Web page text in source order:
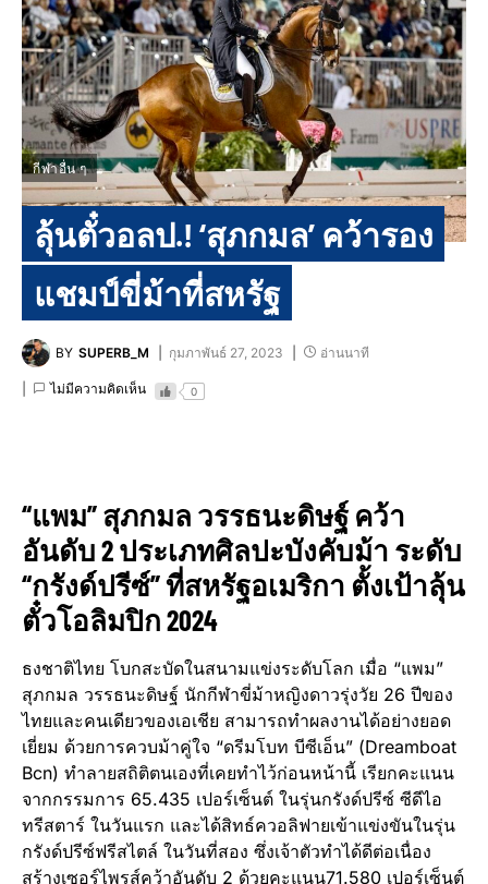
กีฬาอื่น ๆ
ลุ้นตั๋วอลป.! ‘สุภกมล’ คว้ารอง
แชมป์ขี่ม้าที่สหรัฐ
BY SUPERB_M กุมภาพันธ์ 27, 2023 อ่านนาที
ไม่มีความคิดเห็น 0
“แพม” สุภกมล วรรธนะดิษฐ์ คว้า
อันดับ 2 ประเภทศิลปะบังคับม้า ระดับ
“กรังด์ปรีซ์” ที่สหรัฐอเมริกา ตั้งเป้าลุ้น
ตั๋วโอลิมปิก 2024
ธงชาติไทย โบกสะบัดในสนามแข่งระดับโลก เมื่อ “แพม”
สุภกมล วรรธนะดิษฐ์ นักกีฬาขี่ม้าหญิงดาวรุ่งวัย 26 ปีของ
ไทยและคนเดียวของเอเชีย สามารถทำผลงานได้อย่างยอด
เยี่ยม ด้วยการควบม้าคู่ใจ “ดรีมโบท บีซีเอ็น” (Dreamboat
Bcn) ทำลายสถิติตนเองที่เคยทำไว้ก่อนหน้านี้ เรียกคะแนน
จากกรรมการ 65.435 เปอร์เซ็นต์ ในรุ่นกรังด์ปรีซ์ ซีดีไอ
ทรีสตาร์ ในวันแรก และได้สิทธ์ควอลิฟายเข้าแข่งขันในรุ่น
กรังด์ปรีซ์ฟรีสไตล์ ในวันที่สอง ซึ่งเจ้าตัวทำได้ดีต่อเนื่อง
สร้างเซอร์ไพรส์คว้าอันดับ 2 ด้วยคะแนน71.580 เปอร์เซ็นต์